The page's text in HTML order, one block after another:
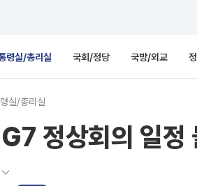
령실/총리실 국회/정당 국방/외교
실/총리실
정상회의 일